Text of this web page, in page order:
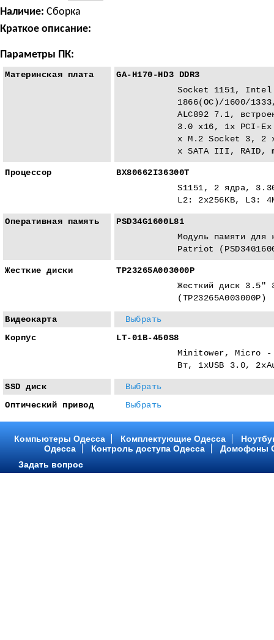
Наличие: Сборка
Краткое описание:
Параметры ПК:
Материнская плата
GA-H170-HD3 DDR3
Socket 1151, Intel
1866(ОС)/1600/
ALC892 7.1,
3.0 x16, 1x PCI-
x M.2 Socket 3, 2
x SATA III, RAID,
Процессор
BX80662I36300T
S1151, 2 ядра,
L2: 2x256KB, L3:
Оперативная память
PSD34G1600L81
Модуль памяти для
Patriot
Жесткие диски
TP23265A003000P
Жесткий диск 3.5"
(TP23265A003000P)
Видеокарта
Выбрать
Корпус
LT-01B-450S8
Minitower, Micro -
Вт, 1xUSB 3.0,
SSD диск
Выбрать
Оптический привод
Выбрать
Компьютеры Одесса Комплектующие Одесса
Одесса
Контроль доступа Одесса
Домофоны
Задать вопрос